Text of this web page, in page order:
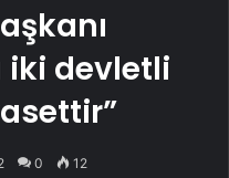
iki devletli
0 12